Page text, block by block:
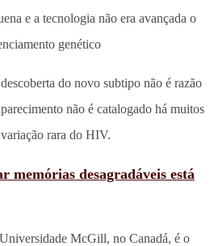
e a tecnologia não era avançada o
genético
do novo subtipo não é razão
não é catalogado há muitos
rara do HIV.
memórias desagradáveis está
McGill, no Canadá, é o